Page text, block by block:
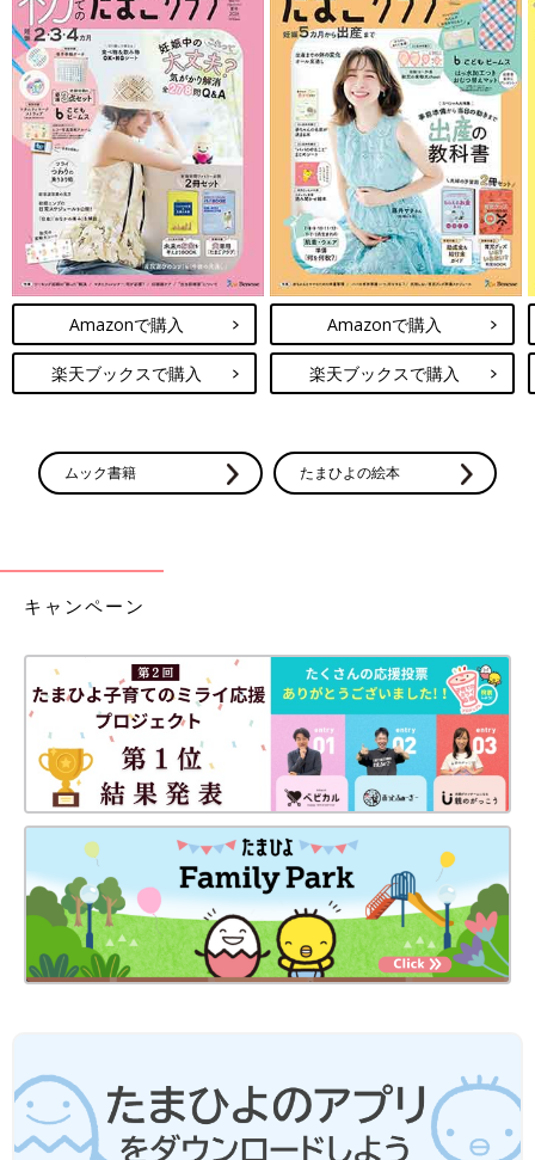
災害学習キャンプです。
電気と水道が使えない想定で、非常食を食べる体験
も
うか。
宮武寛子さん（以下、敬称略） Orange Kids’Care Lab.の施設で
には4組のご家族が参加し、それぞれ1泊2日で実施しました。
当日は、非常用バッテリー、ランタン、懐中電灯、非常食、飲料
水、カセットコンロと交換用ガスボンベ、ハンドミキサーをはじ
めとする調理器具などを用意し、電気と水道は使えない想定で過
ごしてみました。電源が必要な医療機器はバッテリーに接続して
使うなど、災害時にはどういう対応をすることになるのかをリア
ルに体験してみるというのが、今回のキャンプで重視したポイン
トです。
参加者の方々が特に高い関心を寄せていたのが、お子さんに非常
食を食べさせてみたり、非常食をハンドミキサーで混ぜて経管摂
取ができる胃ろう食を作ったりするといった体験です。「子ども
こうと考えが変わった」ということを話してくださった参加者の
方もいらっしゃいました。
Amazonで購入
楽天ブックスで購入
Amazonで購入
楽天ブックスで購入
ムック書籍 たまひよの絵本
キャンペーン